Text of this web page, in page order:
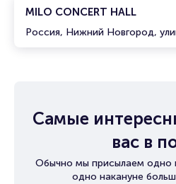
MILO CONCERT HALL
Россия, Нижний Новгород,
Самые
вас в
Обычно мы присылаем одно
одно накануне